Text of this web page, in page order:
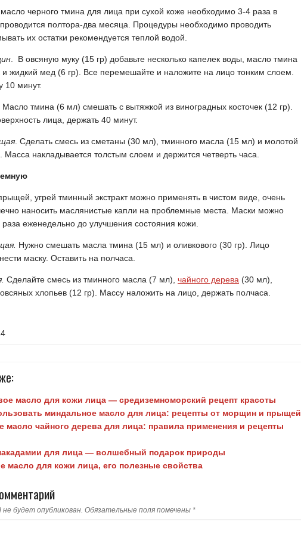
масло черного тмина для лица при сухой коже необходимо 3-4 раза в
полтора-два месяца. Процедуры необходимо проводить
их остатки рекомендуется теплой водой.
. В овсяную муку (15 гр) добавьте несколько капелек воды, масло тмина
жидкий мед (6 гр). Все перемешайте и наложите на лицо тонким слоем.
10 минут.
. Масло тмина (6 мл) смешать с вытяжкой из виноградных косточек (12 гр).
лица, держать 40 минут.
. Сделать смесь из сметаны (30 мл), тминного масла (15 мл) и молотой
Масса накладывается толстым слоем и держится четверть часа.
угрей тминный экстракт можно применять в чистом виде, очень
наносить маслянистые капли на проблемные места. Маски можно
раза еженедельно до улучшения состояния кожи.
Нужно смешать масла тмина (15 мл) и оливкового (30 гр). Лицо
маску. Оставить на полчаса.
Сделайте смесь из тминного масла (7 мл), чайного дерева (30 мл),
хлопьев (12 гр). Массу наложить на лицо, держать полчаса.
масло для кожи лица — средиземноморский рецепт красоты
миндальное масло для лица: рецепты от морщин и прыщей
масло чайного дерева для лица: правила применения и рецепты
для лица — волшебный подарок природы
масло для кожи лица, его полезные свойства
будет опубликован. Обязательные поля помечены *